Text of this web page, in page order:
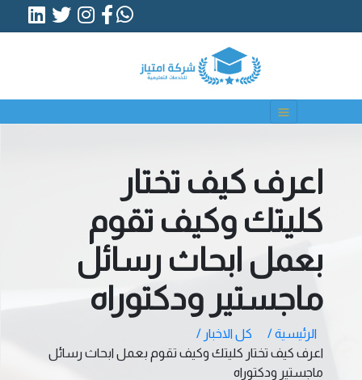
اعرف كيف تختار
كليتك وكيف تقوم
بعمل ابحاث رسائل
ماجستير ودكتوراه
الرئيسية /
كل الاخبار /
اعرف كيف تختار كليتك وكيف تقوم بعمل ابحاث رسائل
ماجستير ودكتوراه